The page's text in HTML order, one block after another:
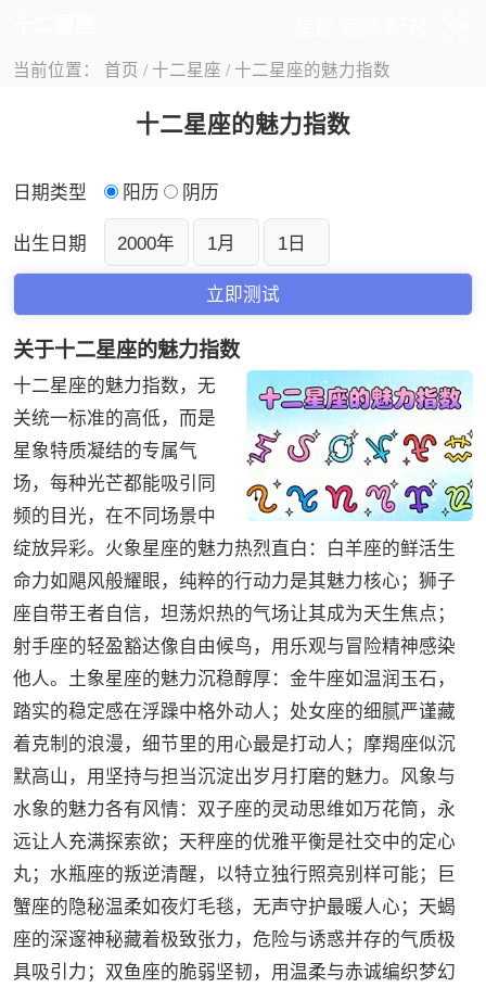
当前位置： 首页 / 十二星座 / 十二星座的魅力指数
十二星座的魅力指数
日期类型 阳历 阴历
出生日期
关于十二星座的魅力指数
十二星座的魅力指数，无
关统一标准的高低，而是
星象特质凝结的专属气
场，每种光芒都能吸引同
频的目光，在不同场景中
绽放异彩。火象星座的魅力热烈直白：白羊座的鲜活生
命力如飓风般耀眼，纯粹的行动力是其魅力核心；狮子
座自带王者自信，坦荡炽热的气场让其成为天生焦点；
射手座的轻盈豁达像自由候鸟，用乐观与冒险精神感染
他人。土象星座的魅力沉稳醇厚：金牛座如温润玉石，
踏实的稳定感在浮躁中格外动人；处女座的细腻严谨藏
着克制的浪漫，细节里的用心最是打动人；摩羯座似沉
默高山，用坚持与担当沉淀出岁月打磨的魅力。风象与
水象的魅力各有风情：双子座的灵动思维如万花筒，永
远让人充满探索欲；天秤座的优雅平衡是社交中的定心
丸；水瓶座的叛逆清醒，以特立独行照亮别样可能；巨
蟹座的隐秘温柔如夜灯毛毯，无声守护最暖人心；天蝎
座的深邃神秘藏着极致张力，危险与诱惑并存的气质极
具吸引力；双鱼座的脆弱坚韧，用温柔与赤诚编织梦幻